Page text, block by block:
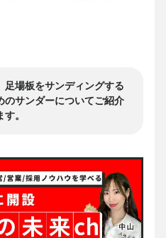
足場板をサンディングする
のサンダーについてご紹介
。